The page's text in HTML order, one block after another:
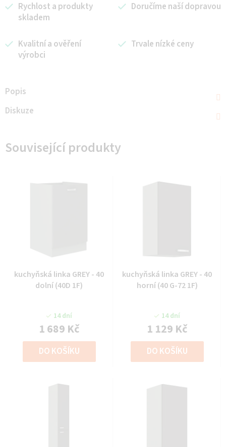
Rychlost a produkty
skladem
Doručíme naší dopravou
Kvalitní a ověření
výrobci
Trvale nízké ceny
Popis
Diskuze
Související produkty
kuchyňská linka GREY - 40
dolní (40D 1F)
14 dní
1 689 Kč
DO KOŠÍKU
kuchyňská linka GREY - 40
horní (40 G-72 1F)
14 dní
1 129 Kč
DO KOŠÍKU